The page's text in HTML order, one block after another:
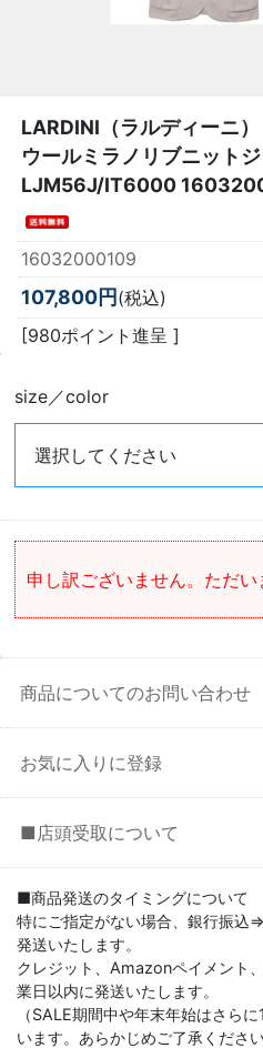
LARDINI（ラルディーニ）
ウールミラノリブニット
LJM56J/IT6000
16032000109
107,800円 (税込)
[980ポイント進呈 ]
size／color
申し訳ございません。ただい
商品についてのお問い合わせ
お気に入りに登録
■店頭受取について
■商品発送のタイミングについて
特にご指定がない場合、銀行振込
発送いたします。
クレジット、Amazonペイメント
業日以内に発送いたします。
（SALE期間中や年末年始はさら
います。あらかじめご了承ください